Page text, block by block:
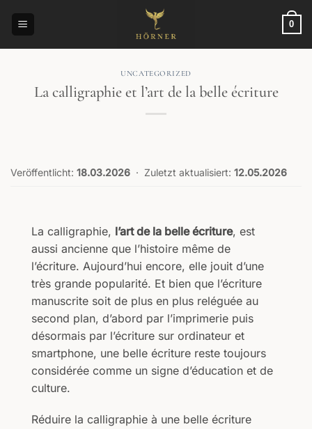
0
UNCATEGORIZED
La calligraphie et l’art de la belle écriture
Veröffentlicht: 18.03.2026 · Zuletzt aktualisiert: 12.05.2026
La calligraphie, l’art de la belle écriture, est
aussi ancienne que l’histoire même de
l’écriture. Aujourd’hui encore, elle jouit d’une
très grande popularité. Et bien que l’écriture
manuscrite soit de plus en plus reléguée au
second plan, d’abord par l’imprimerie puis
désormais par l’écriture sur ordinateur et
smartphone, une belle écriture reste toujours
considérée comme un signe d’éducation et de
culture.
Réduire la calligraphie à une belle écriture